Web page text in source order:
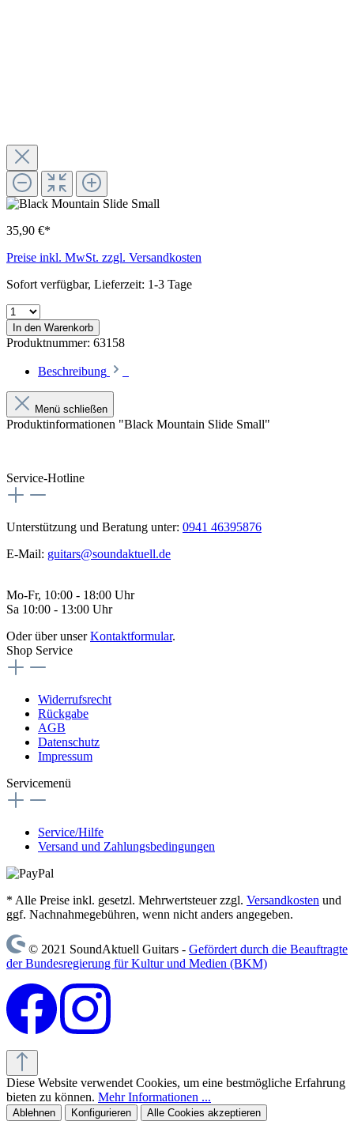
35,90 €*
Preise inkl. MwSt. zzgl. Versandkosten
Sofort verfügbar, Lieferzeit: 1-3 Tage
In den Warenkorb
Produktnummer: 63158
Beschreibung
Menü schließen
Produktinformationen "Black Mountain Slide Small"
Service-Hotline
Unterstützung und Beratung unter: 0941 46395876
E-Mail: guitars@soundaktuell.de
Mo-Fr, 10:00 - 18:00 Uhr
Sa 10:00 - 13:00 Uhr
Oder über unserKontaktformular.
Shop Service
Widerrufsrecht
Rückgabe
AGB
Datenschutz
Impressum
Servicemenü
Service/Hilfe
Versand und Zahlungsbedingungen
* Alle Preise inkl. gesetzl. Mehrwertsteuer zzgl. Versandkosten und
ggf. Nachnahmegebühren, wenn nicht anders angegeben.
© 2021 SoundAktuell Guitars - Gefördert durch die Beauftragte
der Bundesregierung für Kultur und Medien (BKM)
Diese Website verwendet Cookies, um eine bestmögliche Erfahrung
bieten zu können. Mehr Informationen ...
Ablehnen Konfigurieren Alle Cookies akzeptieren